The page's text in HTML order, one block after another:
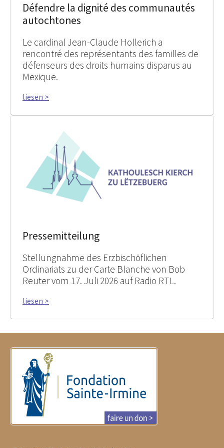
Défendre la dignité des communautés
autochtones
Le cardinal Jean-Claude Hollerich a
rencontré des représentants des familles de
défenseurs des droits humains disparus au
Mexique.
liesen >
Pressemitteilung
Stellungnahme des Erzbischöflichen
Ordinariats zu der Carte Blanche von Bob
Reuter vom 17. Juli 2026 auf Radio RTL.
liesen >